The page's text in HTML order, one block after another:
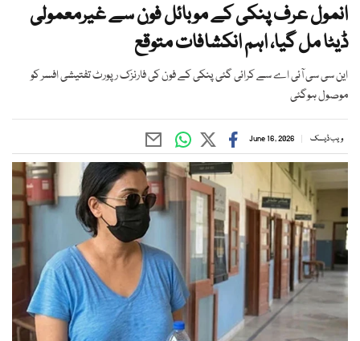
انمول عرف پنکی کے موبائل فون سے غیرمعمولی
ڈیٹا مل گیا، اہم انکشافات متوقع
این سی سی آئی اے سے کرائی گئی پنکی کے فون کی فارنزک رپورٹ تفتیشی افسر کو
موصول ہوگئی
ویب ڈیسک June 16, 2026